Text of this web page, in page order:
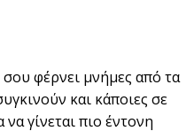
σου φέρνει μνήμες από τα
και κάποιες σε
γίνεται πιο έντονη